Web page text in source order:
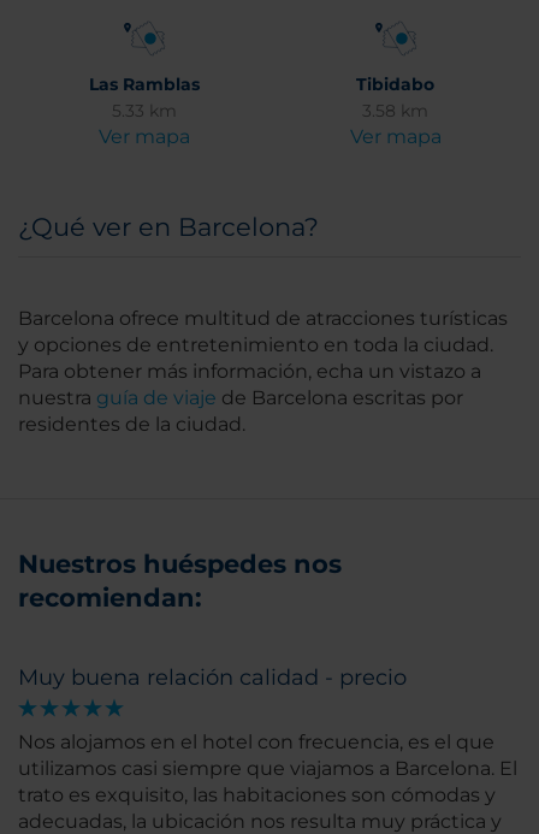
Las Ramblas
5.33 km
Ver mapa
Tibidabo
3.58 km
Ver mapa
¿Qué ver en Barcelona?
Barcelona ofrece multitud de atracciones turísticas
y opciones de entretenimiento en toda la ciudad.
Para obtener más información, echa un vistazo a
nuestra guía de viaje de Barcelona escritas por
residentes de la ciudad.
Nuestros huéspedes nos
recomiendan:
Muy buena relación calidad - precio
Nos alojamos en el hotel con frecuencia, es el que
utilizamos casi siempre que viajamos a Barcelona. El
trato es exquisito, las habitaciones son cómodas y
adecuadas, la ubicación nos resulta muy práctica y